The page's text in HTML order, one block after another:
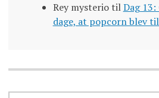
Rey mysteriotilDag 13:
dage, at popcorn blev